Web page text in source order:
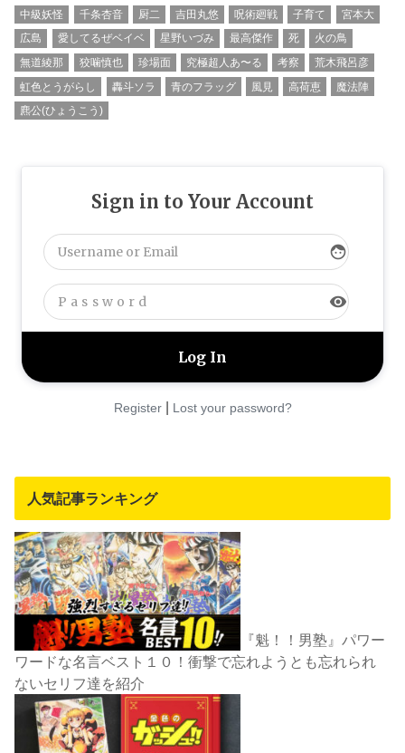
中級妖怪
千条杏音 厨二 吉田丸悠 呪術廻戦 子育て
宮本大
広島
愛してるぜベイベ 星野いづみ 最高傑作 死
火の鳥
無道綾那
狡噛慎也 珍場面 究極超人あ〜る 考察
荒木飛呂彦
虹色とうがらし
轟斗ソラ 青のフラッグ 風見 高荷恵
魔法陣
麃公(ひょうこう)
Sign in to Your Account
face
visibility
Register| Lost your password?
人気記事ランキング
『魁！！男塾』パワー
ワードな名言ベスト１０！衝撃で忘れようとも忘れられ
ないセリフ達を紹介